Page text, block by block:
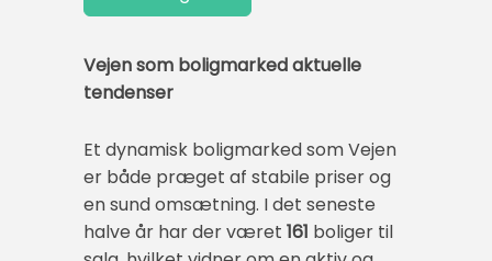
Vejen som boligmarked aktuelle
tendenser
Et dynamisk boligmarked som Vejen
er både præget af stabile priser og
en sund omsætning. I det seneste
halve år har der været 161 boliger til